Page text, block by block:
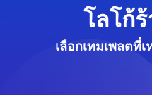
โลโก้
เลือกเทมเพลตที่